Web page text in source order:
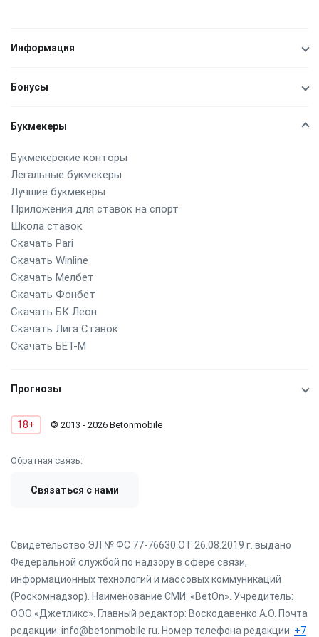
Информация
Бонусы
Букмекеры
Букмекерские конторы
Легальные букмекеры
Лучшие букмекеры
Приложения для ставок на спорт
Школа ставок
Скачать Pari
Скачать Winline
Скачать Мелбет
Скачать Фонбет
Скачать БК Леон
Скачать Лига Ставок
Скачать БЕТ-М
Прогнозы
18+ © 2013 - 2026 Betonmobile
Обратная связь:
Связаться с нами
Свидетельство ЭЛ № ФС 77-76630 ОТ 26.08.2019 г. выдано
Федеральной службой по надзору в сфере связи,
информационных технологий и массовых коммуникаций
(Роскомнадзор). Наименование СМИ: «BetOn». Учредитель:
ООО «Джетликс». Главный редактор: Воскодавенко А.О. Почта
редакции: info@betonmobile.ru. Номер телефона редакции: +7